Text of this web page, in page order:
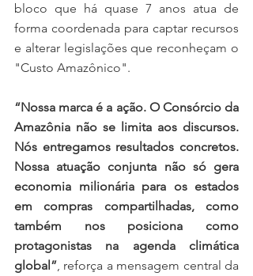
bloco que há quase 7 anos atua de
forma coordenada para captar recursos
e alterar legislações que reconheçam o
"Custo Amazônico".
“Nossa marca é a ação. O Consórcio da
Amazônia não se limita aos discursos.
Nós entregamos resultados concretos.
Nossa atuação conjunta não só gera
economia milionária para os estados
em compras compartilhadas, como
também nos posiciona como
protagonistas na agenda climática
global”, reforça a mensagem central da